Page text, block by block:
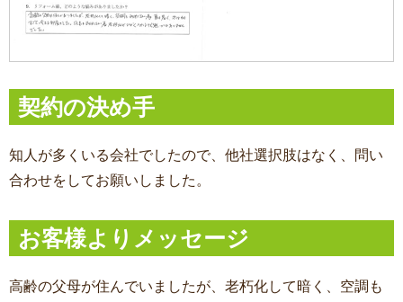
契約の決め手
知人が多くいる会社でしたので、他社選択肢はなく、問い
合わせをしてお願いしました。
お客様よりメッセージ
高齢の父母が住んでいましたが、老朽化して暗く、空調も